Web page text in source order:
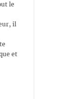
le
il
et